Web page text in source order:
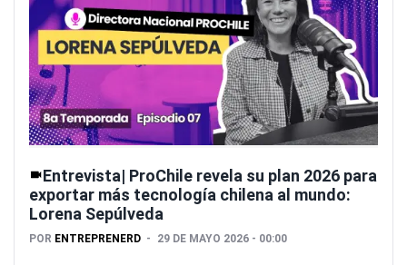
Entrevista| ProChile revela su plan 2026 para
exportar más tecnología chilena al mundo:
Lorena Sepúlveda
POR ENTREPRENERD 29 DE MAYO 2026 - 00:00